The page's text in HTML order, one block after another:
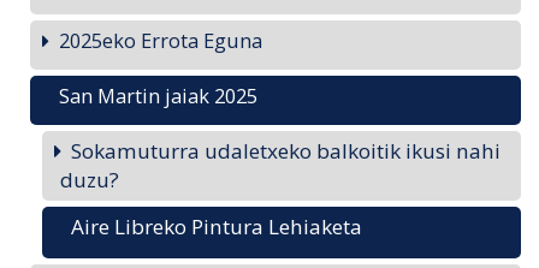
2025eko Errota Eguna
San Martin jaiak 2025
Sokamuturra udaletxeko balkoitik ikusi nahi
duzu?
Aire Libreko Pintura Lehiaketa